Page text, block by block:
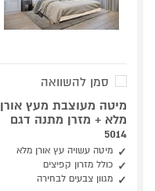
סמן להשוואה
מיטה מעוצבת מעץ אורן
מלא + מזרן מתנה דגם
5014
מיטה עשויה עץ אורן מלא
כולל מזרון קפיצים
מגוון צבעים לבחירה